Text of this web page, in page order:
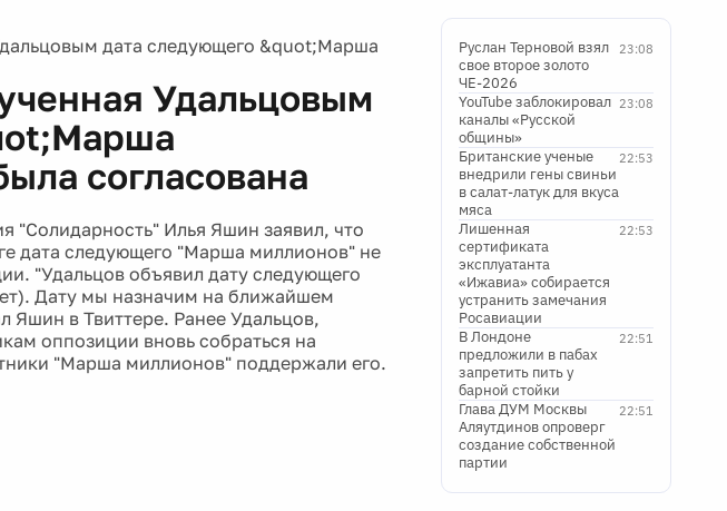
дата следующего &quot;Марша
Удальцовым
согласована
"Солидарность" Илья Яшин заявил, что
дата следующего "Марша миллионов" не
"Удальцов объявил дату следующего
Дату мы назначим на ближайшем
Яшин в Твиттере. Ранее Удальцов,
оппозиции вновь собраться на
"Марша миллионов" поддержали его.
23:08
Руслан Терновой взял
свое второе золото
ЧЕ-2026
23:08
YouTube заблокировал
каналы «Русской
общины»
22:53
Британские ученые
внедрили гены свиньи
в салат-латук для вкуса
мяса
22:53
Лишенная
сертификата
эксплуатанта
«Ижавиа» собирается
устранить замечания
Росавиации
22:51
В Лондоне
предложили в пабах
запретить пить у
барной стойки
22:51
Глава ДУМ Москвы
Аляутдинов опроверг
создание собственной
партии